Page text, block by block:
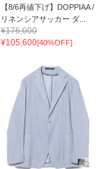
【8/6再値下げ】DOPPIAA /
リネンシアサッカー ダ...
¥176,000
¥105,600[40%OFF]